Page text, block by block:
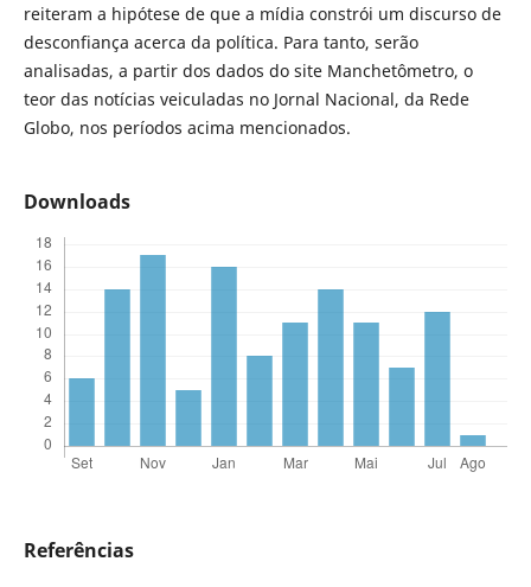
reiteram a hipótese de que a mídia constrói um discurso de
desconfiança acerca da política. Para tanto, serão
analisadas, a partir dos dados do site Manchetômetro, o
teor das notícias veiculadas no Jornal Nacional, da Rede
Globo, nos períodos acima mencionados.
Downloads
Referências